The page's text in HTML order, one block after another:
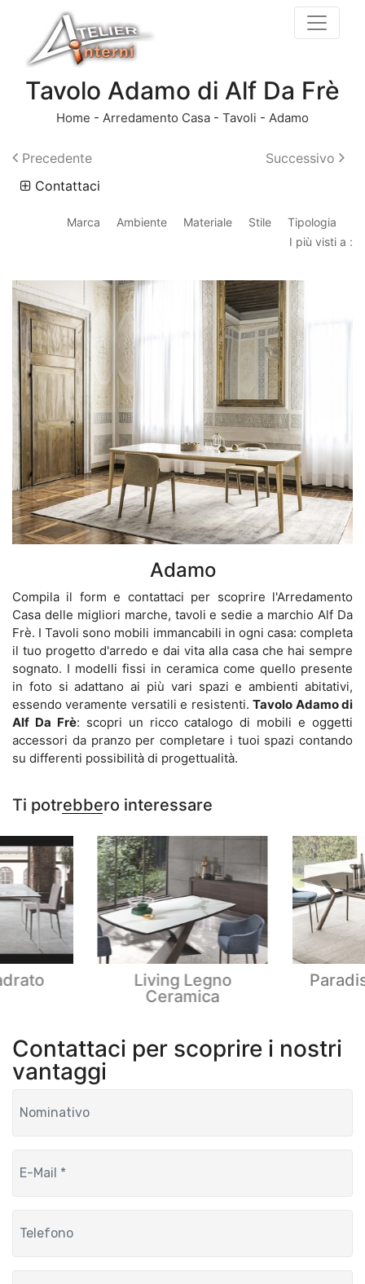
Tavolo Adamo di Alf Da Frè
Home - Arredamento Casa - Tavoli - Adamo
Precedente
Successivo
Contattaci
Marca Ambiente Materiale Stile
Tipologia
I più visti a :
Adamo
Compila il form e contattaci per scoprire l'Arredamento
Casa delle migliori marche, tavoli e sedie a marchio Alf Da
Frè. I Tavoli sono mobili immancabili in ogni casa: completa
il tuo progetto d'arredo e dai vita alla casa che hai sempre
sognato. I modelli fissi in ceramica come quello presente
in foto si adattano ai più vari spazi e ambienti abitativi,
essendo veramente versatili e resistenti.Tavolo Adamo di
Alf Da Frè: scopri un ricco catalogo di mobili e oggetti
accessori da pranzo per completare i tuoi spazi contando
su differenti possibilità di progettualità.
Ti potrebbero interessare
Living Legno
Ceramica
Contattaci per scoprire i nostri
vantaggi